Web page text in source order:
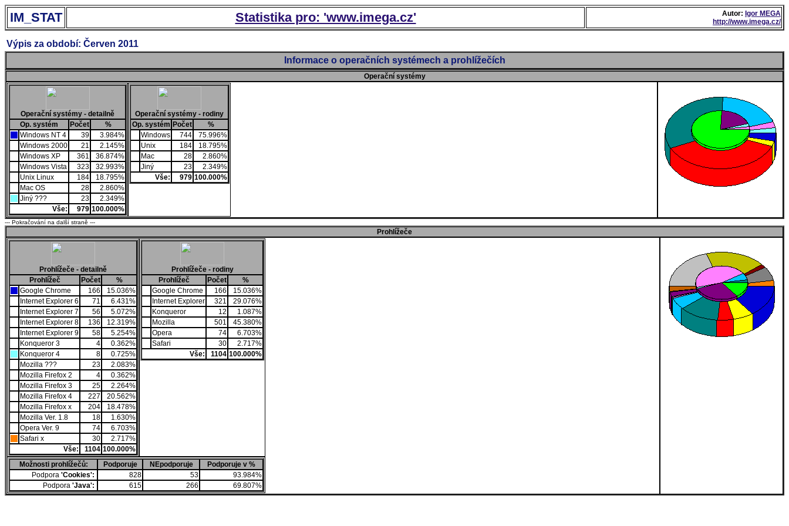
IM_STAT Statistika pro: 'www.imega.cz' Autor: Igor MEGA
http://www.imega.cz/
Výpis za období: Červen 2011
Informace o operačních systémech a prohlížečích
Operační systémy
Operační systémy - detailně
Op. systém
Počet
%
Windows NT 4
39
3.984%
Windows 2000
21
2.145%
Windows XP
361
36.874%
Windows Vista
323
32.993%
Unix Linux
184
18.795%
Mac OS
28
2.860%
Jiný ???
23
2.349%
Vše:
979 100.000%
Operační systémy - rodiny
Op. systém Počet
%
Windows
744
75.996%
Unix
184
18.795%
Mac
28
2.860%
Jiný
23
2.349%
Vše:
979 100.000%
--- Pokračování na další straně ---
Prohlížeče
Prohlížeče - detailně
Prohlížeč
Počet
%
Google Chrome
166
15.036%
Internet Explorer 6
71
6.431%
Internet Explorer 7
56
5.072%
Internet Explorer 8
136
12.319%
Internet Explorer 9
58
5.254%
Konqueror 3
4
0.362%
Konqueror 4
8
0.725%
Mozilla ???
23
2.083%
Mozilla Firefox 2
4
0.362%
Mozilla Firefox 3
25
2.264%
Mozilla Firefox 4
227
20.562%
Mozilla Firefox x
204
18.478%
Mozilla Ver. 1.8
18
1.630%
Opera Ver. 9
74
6.703%
Safari x
30
2.717%
Vše:
1104 100.000%
Prohlížeče - rodiny
Prohlížeč
Počet
%
Google Chrome
166
15.036%
Internet Explorer
321
29.076%
Konqueror
12
1.087%
Mozilla
501
45.380%
Opera
74
6.703%
Safari
30
2.717%
Vše:
1104 100.000%
Možnosti prohlížečů: Podporuje NEpodporuje
Podporuje v %
Podpora 'Cookies': 828 53
93.984%
Podpora 'Java': 615 266 69.807%